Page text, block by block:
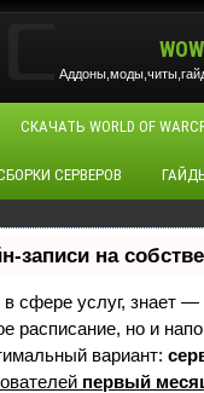
СКАЧАТЬ WORLD OF
СЕРВЕРОВ
записи на
в сфере услуг, знает
расписание, но и
вариант:
первый